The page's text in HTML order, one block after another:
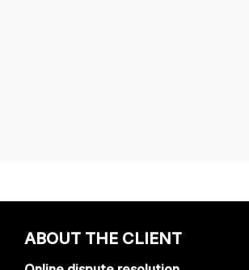
ABOUT THE CLIENT